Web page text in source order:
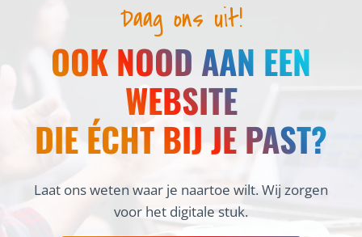
Daag ons uit!
OOK NOOD AAN EEN
WEBSITE
DIE ÉCHT BIJ JE PAST?
Laat ons weten waar je naartoe wilt. Wij zorgen
voor het digitale stuk.